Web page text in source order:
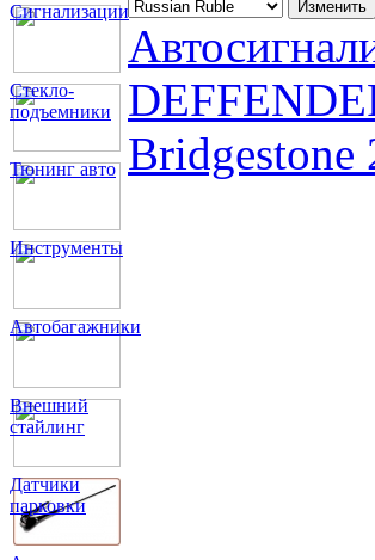
Сигнализации
Стекло-
подъемники
Тюнинг авто
Инструменты
Автобагажники
Внешний
стайлинг
Датчики
парковки
Bridgestone